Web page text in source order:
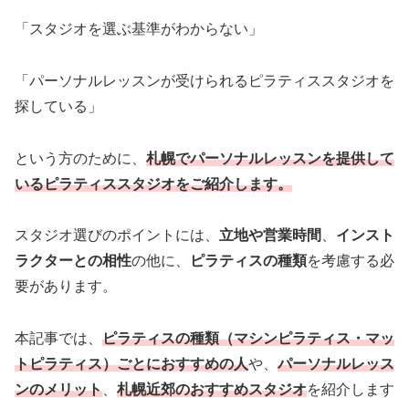
「スタジオを選ぶ基準がわからない」
「パーソナルレッスンが受けられるピラティススタジオを
探している」
という方のために、 札幌でパーソナルレッスンを提供して
いるピラティススタジオをご紹介します。
スタジオ選びのポイントには、 立地や営業時間
インスト
ラクターとの相性の他に、 ピラティスの種類を考慮する必
要があります。
本記事では、 ピラティスの種類（マシンピラティス・マッ
トピラティス）ごとにおすすめの人や、パーソナルレッス
ンのメリット
札幌近郊のおすすめスタジオを紹介します